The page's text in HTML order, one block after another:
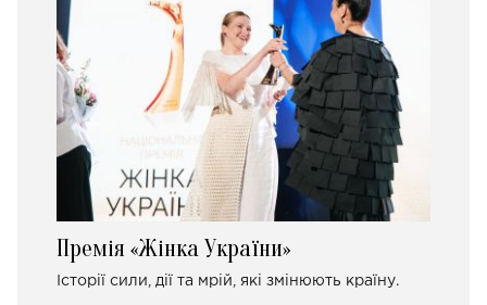
Премія «Жінка України»
Історії сили, дії та мрій, які змінюють країну.